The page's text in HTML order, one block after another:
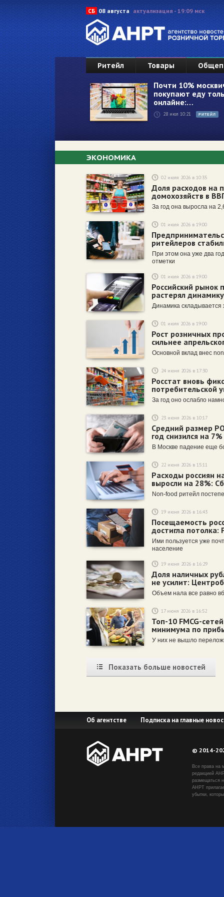
СБ 08 августа актуализация - 19:09 мск
Ритейл Товары
Почти 10%
покупают еду
онлайне:…
28 июл 10:21 РИТЕЙЛ
ЭКОНОМИКА
02 июля 2026 в 10:35
Доля расходов на
домохозяйств в
За год она выросла на
01 июля 2026 в 19:00
ритейлеров
При этом она уже два
отметки
01 июля 2026 в 19:00
Российский рынок
растерял динамику
Динамика складывается
01 июля 2026 в 19:00
Рост розничных
сильнее
Основной вклад внес
24 июня 2026 в 17:30
Росстат вновь
потребительской
За год оно ослабло
23 июня 2026 в 10:17
Средний размер
год снизился на 7%
В Москве падение еще
22 июня 2026 в 15:11
Расходы россиян
выросли на 28%:
Non-food ритейл
19 июня 2026 в 16:43
Посещаемость
достигла потолка:
Ими пользуется уже
население
19 июня 2026 в 16:29
Доля наличных
не усилит:
Объем нала все равно
17 июня 2026 в 16:52
Топ-10 FMCG-
минимума по
У них не вышло
Показать больше новостей
Об агентстве Подписка на главные
© 2014-
Все права на
редакцией
размещаться
АНРТ
убытки,